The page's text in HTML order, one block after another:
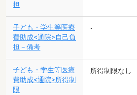
担
子ども・学生等医療
費助成<通院>自己負
担－備考
-
子ども・学生等医療
費助成<通院>所得制
限
所得制限なし